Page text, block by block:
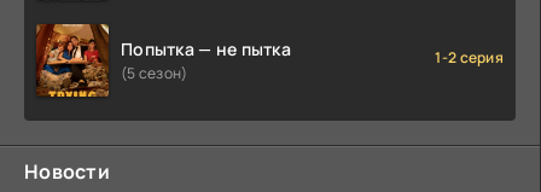
Попытка — не пытка
(5 сезон)
1-2 серия
Новости